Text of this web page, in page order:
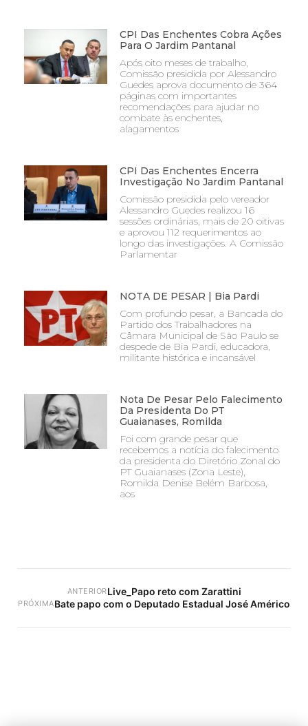
CPI Das Enchentes Cobra Ações
Para O Jardim Pantanal
Após oito meses de trabalho,
Comissão presidida por Alessandro
Guedes aprova documento de 364
páginas com importantes
recomendações para ajudar no
combate às enchentes,
alagamentos
CPI Das Enchentes Encerra
Investigação No Jardim Pantanal
Comissão presidida pelo vereador
Alessandro Guedes realizou 16
sessões ordinárias, mais de 20 oitivas
e aprovou 112 requerimentos ao
longo das investigações. A Comissão
Parlamentar
NOTA DE PESAR | Bia Pardi
Com profundo pesar, a Bancada do
Partido dos Trabalhadores na
Câmara Municipal de São Paulo se
despede de Bia Pardi, educadora,
militante histórica e incansável
Nota De Pesar Pelo Falecimento
Da Presidenta Do PT
Guaianases, Romilda
Foi com grande pesar que
recebemos a notícia do falecimento
da presidenta do Diretório Zonal do
PT Guaianases (Zona Leste),
Romilda Denise Belém Barbosa,
aos
ANTERIORLive_Papo reto com Zarattini
PRÓXIMABate papo com o Deputado Estadual José Américo